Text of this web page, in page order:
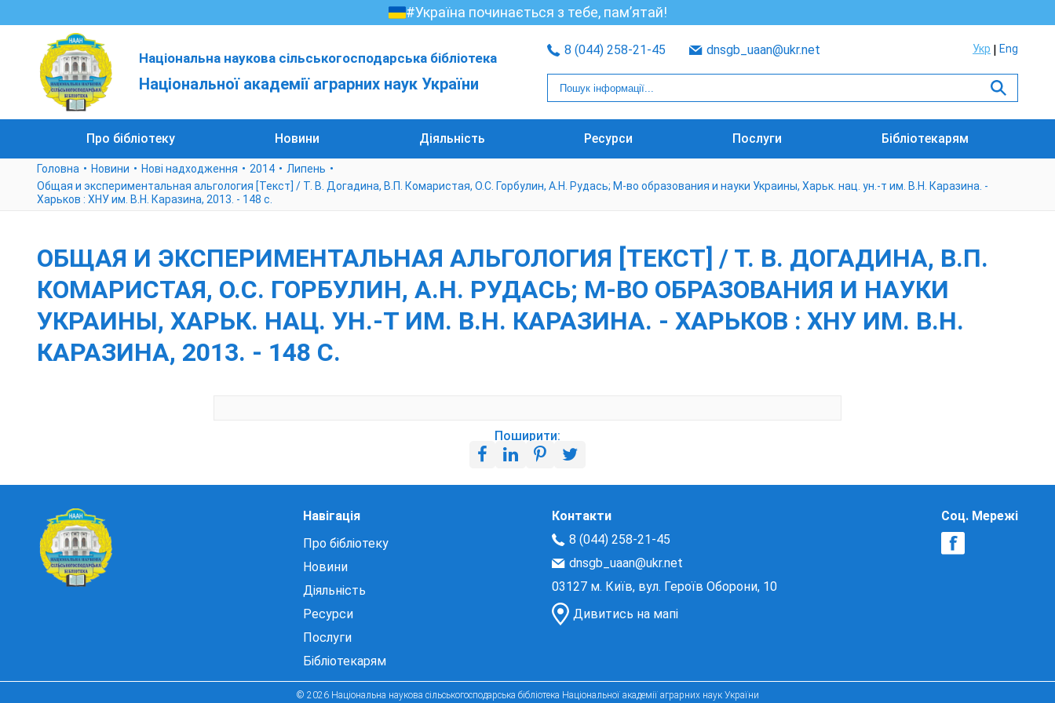
#Україна починається з тебе, пам’ятай!
Національна наукова сільськогосподарська бібліотека
Національної академії аграрних наук України
8 (044) 258-21-45 dnsgb_uaan@ukr.net Укр Eng
Про бібліотеку Новини Діяльність Ресурси Послуги Бібліотекарям
Головна Новини Нові надходження 2014
Липень
Общая и экспериментальная альгология [Текст] / Т. В. Догадина, В.П. Комаристая, О.С. Горбулин, А.Н. Рудась; М-во образования и науки Украины, Харьк. нац. ун.-т им. В.Н. Каразина. -
Харьков : ХНУ им. В.Н. Каразина, 2013. - 148 с.
ОБЩАЯ И ЭКСПЕРИМЕНТАЛЬНАЯ АЛЬГОЛОГИЯ [ТЕКСТ] / Т. В. ДОГАДИНА, В.П.
КОМАРИСТАЯ, О.С. ГОРБУЛИН, А.Н. РУДАСЬ; М-ВО ОБРАЗОВАНИЯ И НАУКИ
УКРАИНЫ, ХАРЬК. НАЦ. УН.-Т ИМ. В.Н. КАРАЗИНА. - ХАРЬКОВ : ХНУ ИМ. В.Н.
КАРАЗИНА, 2013. - 148 С.
Поширити:
Навігація
Про бібліотеку
Новини
Діяльність
Ресурси
Послуги
Бібліотекарям
Контакти
8 (044) 258-21-45
dnsgb_uaan@ukr.net
03127 м. Київ, вул. Героїв Оборони, 10
Дивитись на мапі
Соц. Мережі
© 2026 Національна наукова сільськогосподарська бібліотека Національної академії аграрних наук України